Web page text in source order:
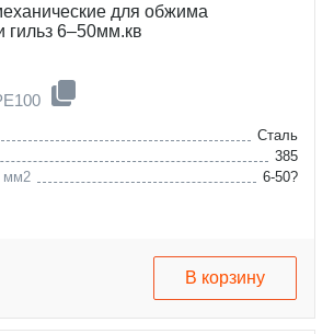
для обжима
гильз 6–50мм.кв
Сталь
385
мм2
6-50?
В корзину